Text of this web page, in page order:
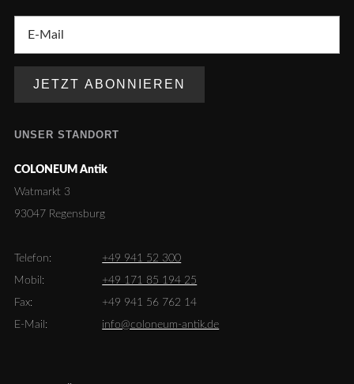
UNSER STANDORT
COLONEUM Antik
Watmarkt 3
93047 Regensburg
Telefon:
+49 941 52 300
Mobil:
+49 171 85 194 25
Fax:
+49 941 56 762 14
E-Mail:
info@coloneum-antik.de